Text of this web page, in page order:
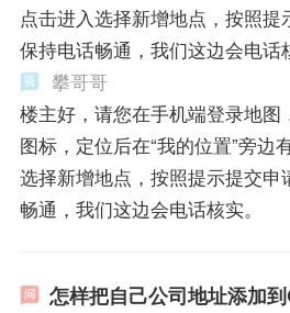
点击进入选择新增地点，按照提
保持电话畅通，我们这边会电话
攀哥哥
楼主好，请您在手机端登录地图
图标，定位后在“我的位置”旁边
选择新增地点，按照提示提交申
畅通，我们这边会电话核实。
怎样把自己公司地址添加